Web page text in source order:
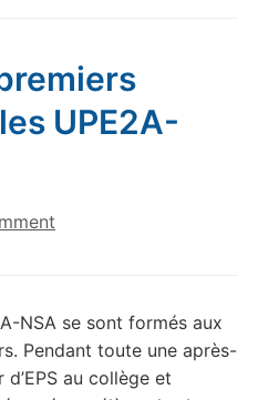
UPE2A-
NSA se sont formés aux
Pendant toute une après-
au collège et